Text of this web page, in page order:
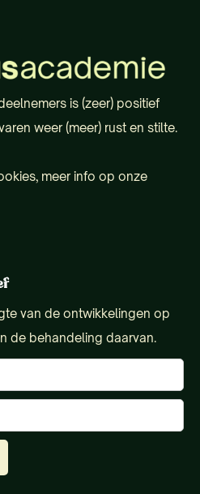
is (zeer) positief
weer (meer) rust en stilte.
meer info op onze
van de ontwikkelingen op
de behandeling daarvan.